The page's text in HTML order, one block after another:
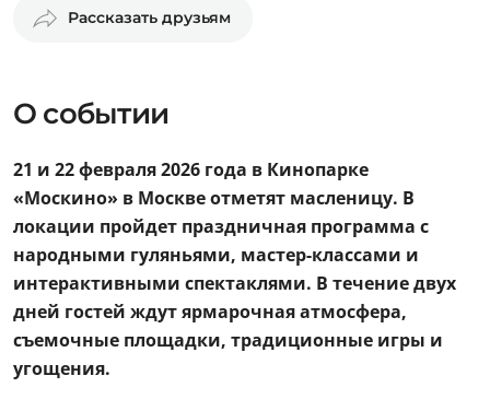
Рассказать друзьям
О событии
21 и 22 февраля 2026 года в Кинопарке
«Москино» в Москве отметят масленицу. В
локации пройдет праздничная программа с
народными гуляньями, мастер-классами и
интерактивными спектаклями. В течение двух
дней гостей ждут ярмарочная атмосфера,
съемочные площадки, традиционные игры и
угощения.